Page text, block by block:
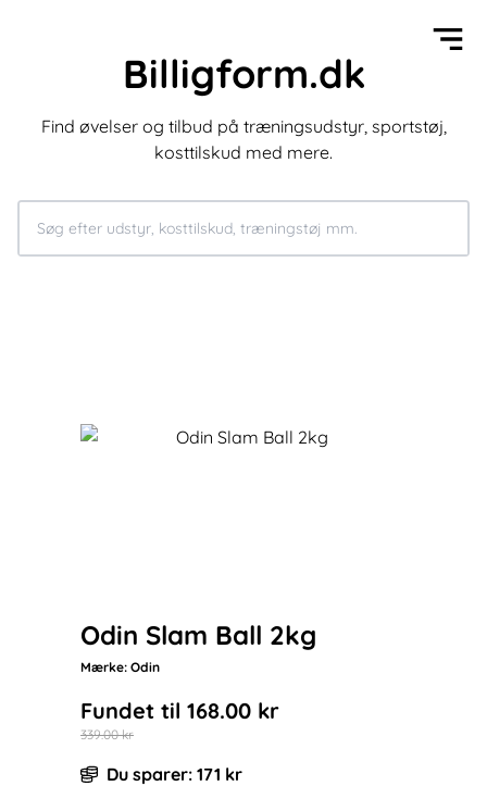
Billigform.dk
Find øvelser og tilbud på træningsudstyr, sportstøj,
kosttilskud med mere.
Odin Slam Ball 2kg
Mærke: Odin
Fundet til 168.00 kr
339.00kr
Du sparer: 171 kr